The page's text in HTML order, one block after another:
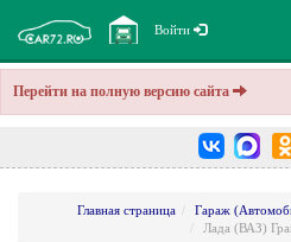
Перейти на полную версию сайта
Войти
Главная страница Гараж
Лада (ВАЗ)